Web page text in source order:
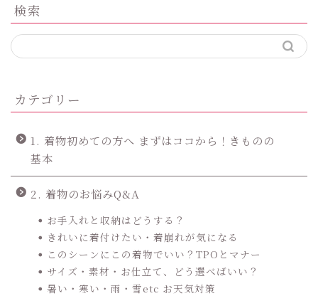
検索
カテゴリー
1. 着物初めての方へ まずはココから！きものの
基本
2. 着物のお悩みQ&A
お手入れと収納はどうする？
きれいに着付けたい・着崩れが気になる
このシーンにこの着物でいい？TPOとマナー
サイズ・素材・お仕立て、どう選べばいい？
暑い・寒い・雨・雪etc お天気対策